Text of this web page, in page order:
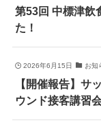
第53回 中標津飲
た！
2026年6月15日 お知
【開催報告】サ
ウンド接客講習